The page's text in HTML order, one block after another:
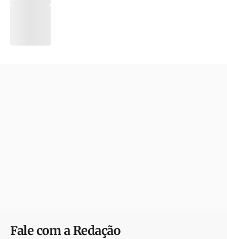
Fale com a Redação